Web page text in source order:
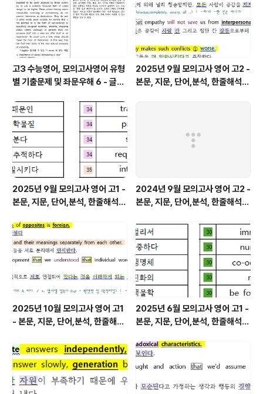
의 지문만 파일을 통해 스스로 아는 부분과 모르는 부분을
구분하여 학..
고3 수능영어, 모의고사영어 유형
별 기출문제 및 좌문우해 6 - 글의
2025년 9월 모의고사 영어 고2 -
본문, 지문, 단어,분석, 한줄해석,
2025년 9월 모의고사 영어 고1 -
본문, 지문, 단어,분석, 한줄해석,
2024년 9월 모의고사 영어 고2 -
본문, 지문, 단어,분석, 한줄해석,
2025년 10월 모의고사 영어 고1
- 본문, 지문, 단어,분석, 한줄해석,
2025년 6월 모의고사 영어 고1 -
본문, 지문, 단어,분석, 한줄해석,